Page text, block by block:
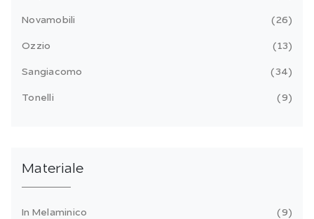
Novamobili 26
Ozzio 13
Sangiacomo 34
Tonelli 9
Materiale
In Melaminico 9